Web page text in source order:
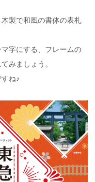
製で和風の書体の表札
字にする、フレームの
みましょう。
ね♪